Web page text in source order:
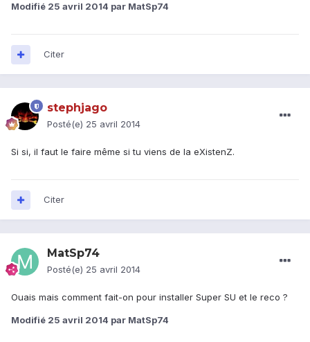
Modifié 25 avril 2014 par MatSp74
Citer
stephjago
Posté(e) 25 avril 2014
Si si, il faut le faire même si tu viens de la eXistenZ.
Citer
MatSp74
Posté(e) 25 avril 2014
Ouais mais comment fait-on pour installer Super SU et le reco ?
Modifié 25 avril 2014 par MatSp74